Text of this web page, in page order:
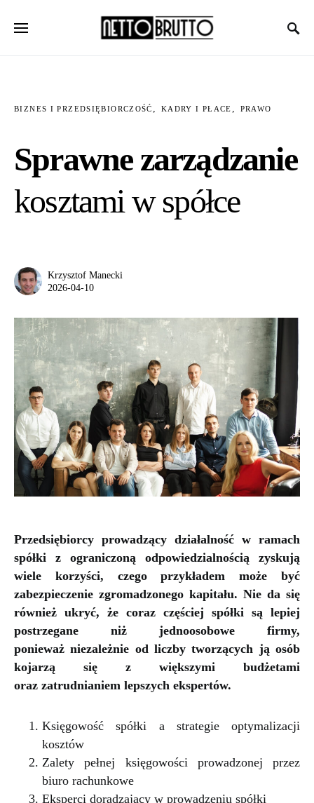
BIZNES I PRZEDSIĘBIORCZOŚĆ KADRY I PŁACE PRAWO
Sprawne zarządzanie
kosztami w spółce
Krzysztof Manecki
2026-04-10
Przedsiębiorcy prowadzący działalność w ramach
spółki z ograniczoną odpowiedzialnością zyskują
wiele korzyści, czego przykładem może być
zabezpieczenie zgromadzonego kapitału. Nie da się
również ukryć, że coraz częściej spółki są lepiej
postrzegane niż jednoosobowe firmy,
ponieważ niezależnie od liczby tworzących ją osób
kojarzą się z większymi budżetami
oraz zatrudnianiem lepszych ekspertów.
Księgowość spółki a strategie optymalizacji
kosztów
Zalety pełnej księgowości prowadzonej przez
biuro rachunkowe
Eksperci doradzający w prowadzeniu spółki